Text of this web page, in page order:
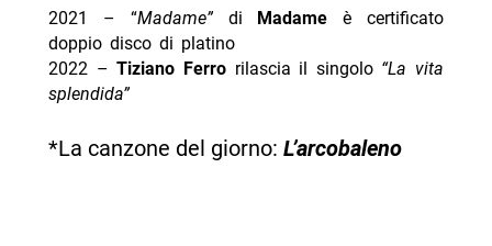
2021 – “Madame”di Madame è certificato
doppio disco di platino
2022 –Tiziano Ferrorilascia il singolo“La vita
splendida”
*La canzone del giorno: L’arcobaleno